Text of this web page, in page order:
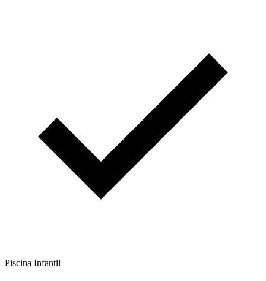
Piscina Infantil